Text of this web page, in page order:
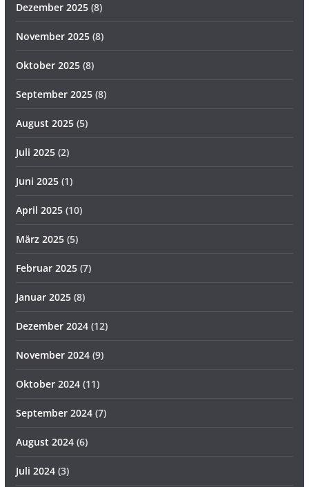
Dezember 2025(8)
November 2025(8)
Oktober 2025(8)
September 2025(8)
August 2025(5)
Juli 2025(2)
Juni 2025(1)
April 2025(10)
März 2025(5)
Februar 2025(7)
Januar 2025(8)
Dezember 2024(12)
November 2024(9)
Oktober 2024(11)
September 2024(7)
August 2024(6)
Juli 2024(3)